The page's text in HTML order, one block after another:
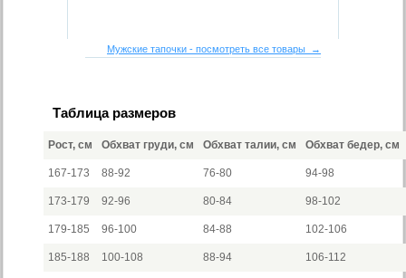
Мужские тапочки - посмотреть все товары →
Таблица размеров
Рост, см Обхват груди, см Обхват талии, см Обхват бедер, см
167-173 88-92 76-80 94-98
173-179 92-96 80-84 98-102
179-185 96-100 84-88 102-106
185-188 100-108 88-94 106-112